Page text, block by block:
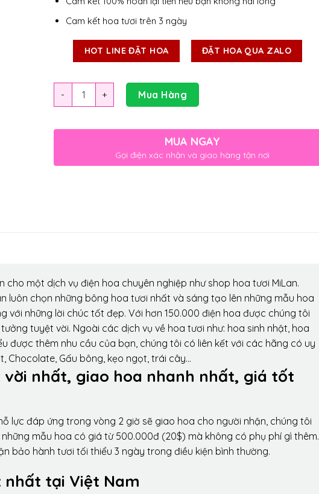
Cam kết hoa tươi trên 3 ngày
HOT LINE ĐẶT HOA ĐẶT HOA QUA ZALO
Số lượng Mua Hàng
MUA NGAY
Gọi điện xác nhận và giao hàng tận nơi
một dịch vụ điện hoa chuyên nghiệp như shop hoa tươi MiLan.
luôn chọn những bông hoa tươi nhất và sáng tạo lên những mẫu hoa
với những lời chúc tốt đẹp. Với hơn 150.000 điện hoa được chúng tôi
tuyệt vời. Ngoài các dịch vụ về hoa tươi như: hoa sinh nhật, hoa
được thêm nhu cầu của bạn, chúng tôi có liên kết với các hãng có uy
Chocolate, Gấu bông, kẹo ngọt, trái cây…
nhất, giao hoa nhanh nhất, giá tốt
lực đáp ứng trong vòng 2 giờ sẽ giao hoa cho người nhận, chúng tôi
mẫu hoa có giá từ 500.000đ (20$) mà không có phụ phí gì thêm.
bảo hành tươi tối thiểu 3 ngày trong điều kiện bình thường.
tại Việt Nam